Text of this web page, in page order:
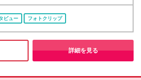
し）。 ※試用期間中は契約社員、期間終了後正
大阪、横浜で積極採用中 ★関西エリアでの
多数／大阪駅周辺・本町・新大阪など主要駅チ
東京・神奈川・千葉・名古屋・大
庫・京都・福岡（小倉）・熊本・沖縄・北海
北・関西の各拠点またはプロジェクト先へ配属
》 ◆東京都渋谷区渋谷3-
ラウンドクロス新宿 9F ◆東京都台東区秋葉原
ビュー フォトクリップ
詳細を見る